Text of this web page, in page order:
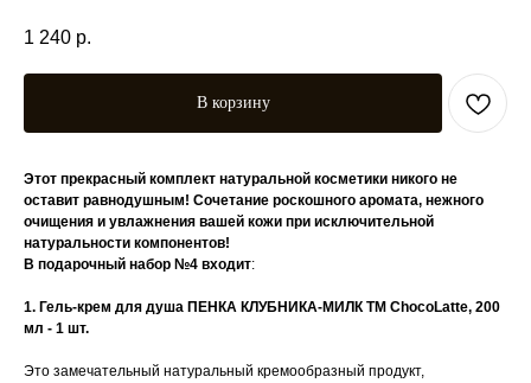
1 240 р.
В корзину
Этот прекрасный комплект натуральной косметики никого не
оставит равнодушным! Сочетание роскошного аромата, нежного
очищения и увлажнения вашей кожи при исключительной
натуральности компонентов!
В подарочный набор №4 входит:
1. Гель-крем для душа ПЕНКА КЛУБНИКА-МИЛК TM ChocoLatte, 200
мл - 1 шт.
Это замечательный натуральный кремообразный продукт,